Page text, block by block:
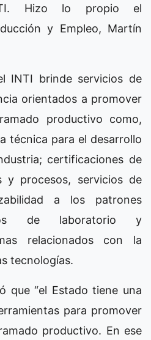
Hizo lo propio el
y Empleo, Martín
INTI brinde servicios de
orientados a promover
productivo como,
técnica para el desarrollo
certificaciones de
y procesos, servicios de
a los patrones
de laboratorio y
relacionados con la
tecnologías.
que “el Estado tiene una
para promover
productivo. En ese